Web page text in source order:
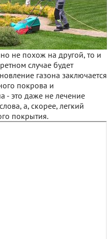
не похож на другой, то и
случае будет
газона заключается
покрова и
- это даже не лечение
а, скорее, легкий
покрытия.